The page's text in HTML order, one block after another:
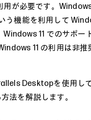
用が必要です。
う機能を利用して
Windows 11 でのサポー
11 の利用は非推
Desktopを使用し
法を解説します。